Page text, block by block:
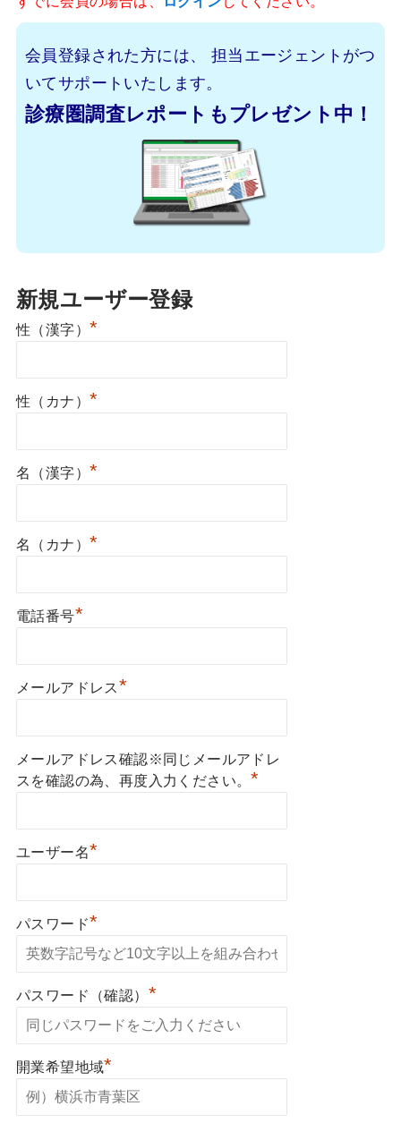
会員登録された方には、
担当エージェントがつ
いてサポートいたします。
診療圏調査レポートもプレゼント中！
新規ユーザー登録
性（漢字） *
性（カナ） *
名（漢字） *
名（カナ） *
電話番号*
メールアドレス*
メールアドレス確認※同じメールアドレ
スを確認の為、再度入力ください。 *
ユーザー名*
パスワード*
パスワード（確認） *
開業希望地域*